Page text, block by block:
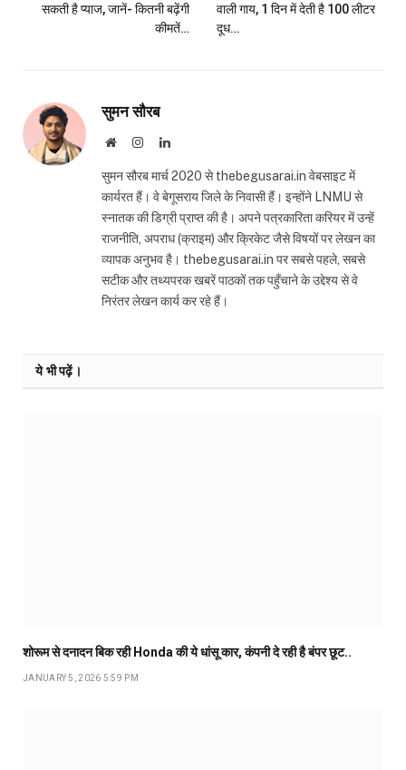
सकती है प्याज, जानें- कितनी बढ़ेंगी
कीमतें…
वाली गाय, 1 दिन में देती है 100 लीटर
दूध…
सुमन सौरब
WebsiteInstagramLinkedIn
सुमन सौरब मार्च 2020 से thebegusarai.in वेबसाइट में
कार्यरत हैं। वे बेगूसराय जिले के निवासी हैं। इन्होंने LNMU से
स्नातक की डिग्री प्राप्त की है। अपने पत्रकारिता करियर में उन्हें
राजनीति, अपराध (क्राइम) और क्रिकेट जैसे विषयों पर लेखन का
व्यापक अनुभव है। thebegusarai.in पर सबसे पहले, सबसे
सटीक और तथ्यपरक खबरें पाठकों तक पहुँचाने के उद्देश्य से वे
निरंतर लेखन कार्य कर रहे हैं।
ये भी पढ़ें।
शोरूम से दनादन बिक रही Honda की ये धांसू कार, कंपनी दे रही है बंपर छूट..
JANUARY 5, 2026 5:59 PM